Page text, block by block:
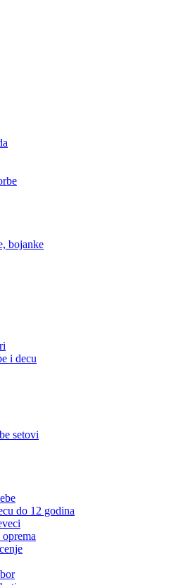
bojanke
i decu
setovi
do 12 godina